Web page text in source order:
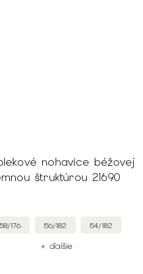
nohavice béžovej
štruktúrou 21690
58/176 56/182 54/182
+ ďalšie